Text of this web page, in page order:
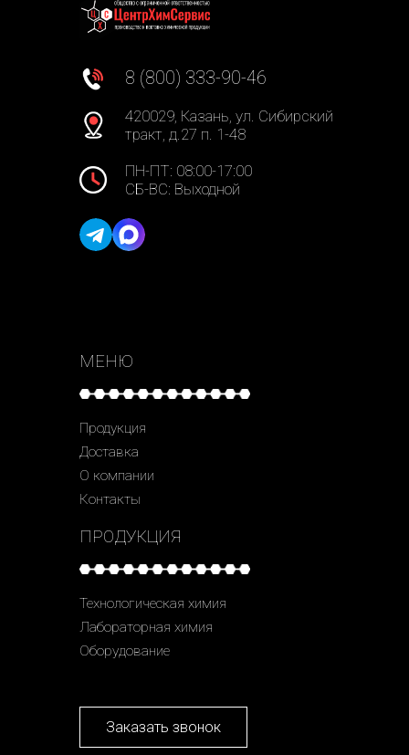
8 (800) 333-90-46
420029, Казань, ул. Сибирский
тракт, д.27 п. 1-48
ПН-ПТ: 08:00-17:00
СБ-ВС: Выходной
МЕНЮ
Продукция
Доставка
О компании
Контакты
ПРОДУКЦИЯ
Технологическая химия
Лабораторная химия
Оборудование
Заказать звонок